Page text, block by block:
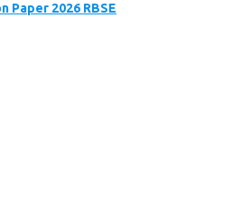
Paper 2026 RBSE